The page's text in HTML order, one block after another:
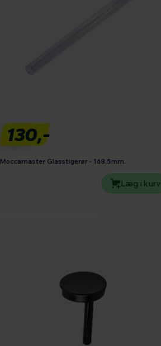
130,-
Moccamaster Glasstigerør - 168,5mm.
Læg i kurv